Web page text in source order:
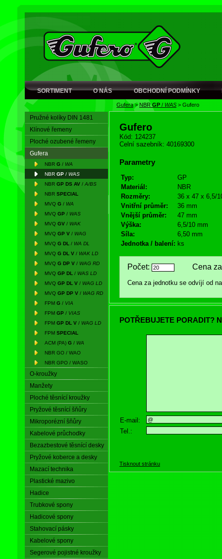
SORTIMENT O NÁS OBCHODNÍ PODMÍNKY
Gufera> NBRGP / WAS > Gufero
Pružné kolíky DIN 1481
Klínové řemeny
Ploché ozubené řemeny
Gufera
NBR G / WA
NBR GP / WAS
NBR GP DS AV / A/BS
NBR SPECIAL
MVQ G / WA
MVQ GP / WAS
MVQ GV / WAK
MVQ GP V / WAG
MVQ G DL / WA DL
MVQ G DL V / WAK LD
MVQ G DP V / WAG RD
MVQ GP DL / WAS LD
MVQ GP DL V / WAG LD
MVQ GP DP V / WAG RD
FPM G / VIA
FPM GP / VIAS
FPM GP DL V / WAG LD
FPM SPECIAL
ACM (PA) G / WA
NBR GO / WAO
NBR GPO / WASO
O-kroužky
Manžety
Ploché těsnící kroužky
Pryžové těsnící šňůry
Mikroporézní šňůry
Kabelové průchodky
Bezazbestové těsnící desky
Pryžové koberce a desky
Mazací technika
Plastické mazivo
Hadice
Trubkové spony
Hadicové spony
Stahovací pásky
Kabelové spony
Segerové pojistné kroužky
Gufero
Kód: 124237
Celní sazebník: 40169300
Parametry
Typ:
GP
Materiál:
NBR
Rozměry:
36 x 47 x 6,5/
Vnitřní průměr:
36 mm
Vnější průměr:
47 mm
Výška:
6,5/10 mm
Síla:
6,50 mm
Jednotka / balení: ks
Počet: Cena za
Cena za jednotku se odvíjí od
POTŘEBUJETE PORADIT?
E-mail:
Tel.:
Tisknout stránku